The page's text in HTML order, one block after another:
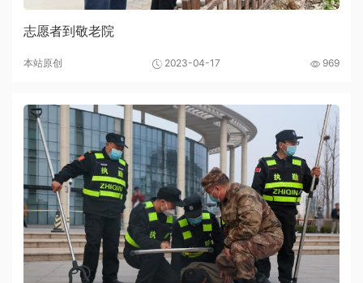
志愿者到敬老院
本站原创 2023-04-17 969